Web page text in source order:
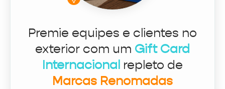
Premie equipes e clientes no
exterior com um Gift Card
Internacional repleto de
Marcas Renomadas